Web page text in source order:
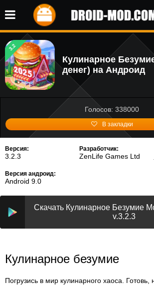
3.2
Кулинарное
денег) на Андроид
Голосов: 338000
В закладки
Версия:
3.2.3
Разработчик:
ZenLife Games Ltd
Версия андроид:
Android 9.0
Скачать Кулинарное Безумие
v.3.2.3
Кулинарное безумие
Погрузись в мир кулинарного хаоса. Готовь,